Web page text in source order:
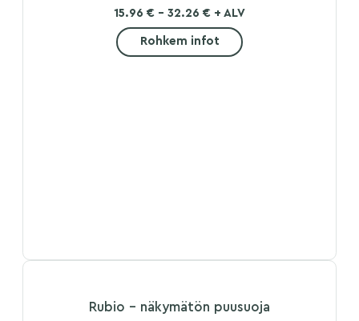
15.96 € - 32.26 € + ALV
Rohkem infot
Rubio - näkymätön puusuoja